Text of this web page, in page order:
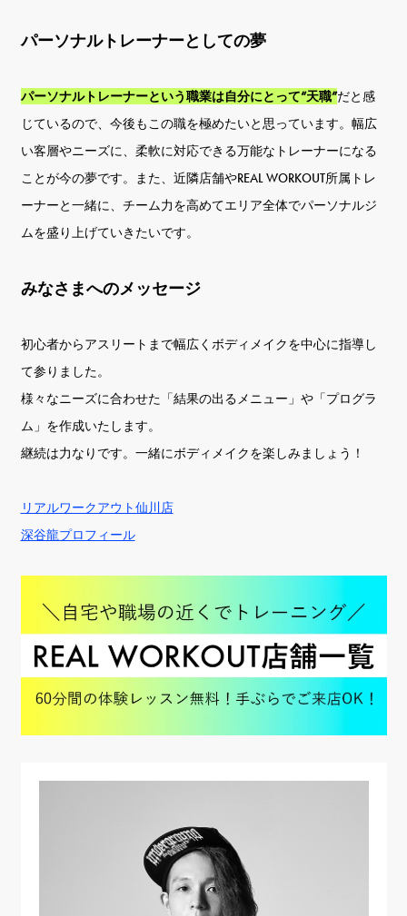
パーソナルトレーナーとしての夢
パーソナルトレーナーという職業は自分にとって“天職”だと感
じているので、今後もこの職を極めたいと思っています。幅広
い客層やニーズに、柔軟に対応できる万能なトレーナーになる
ことが今の夢です。また、近隣店舗やREAL WORKOUT所属トレ
ーナーと一緒に、チーム力を高めてエリア全体でパーソナルジ
ムを盛り上げていきたいです。
みなさまへのメッセージ
初心者からアスリートまで幅広くボディメイクを中心に指導し
て参りました。
様々なニーズに合わせた「結果の出るメニュー」や「プログラ
ム」を作成いたします。
継続は力なりです。一緒にボディメイクを楽しみましょう！
リアルワークアウト仙川店
深谷龍プロフィール